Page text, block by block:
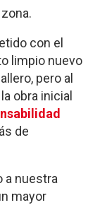
con el
limpio nuevo
pero al
obra inicial
de
a nuestra
mayor